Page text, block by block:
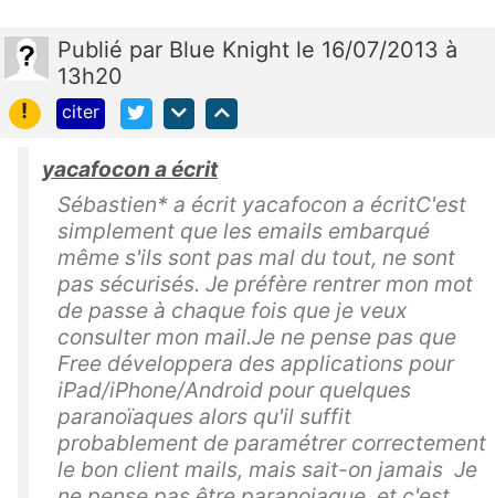
Publié par Blue Knight le 16/07/2013 à
13h20
!
citer
yacafocon a écrit
Sébastien* a écrit yacafocon a écritC'est
simplement que les emails embarqué
même s'ils sont pas mal du tout, ne sont
pas sécurisés. Je préfère rentrer mon mot
de passe à chaque fois que je veux
consulter mon mail.Je ne pense pas que
Free développera des applications pour
iPad/iPhone/Android pour quelques
paranoïaques alors qu'il suffit
probablement de paramétrer correctement
le bon client mails, mais sait-on jamais Je